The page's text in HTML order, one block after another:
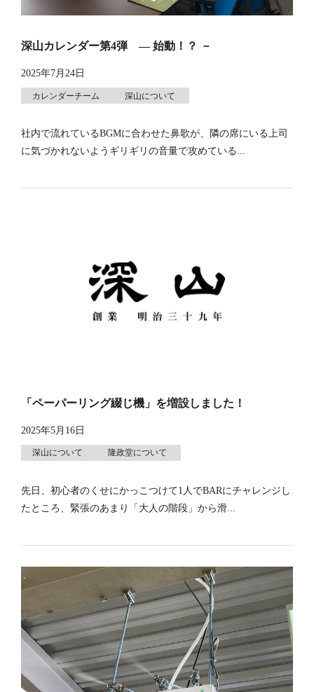
深山カレンダー第4弾 ― 始動！？ －
2025年7月24日
カレンダーチーム 深山について
社内で流れているBGMに合わせた鼻歌が、隣の席にいる上司
に気づかれないようギリギリの音量で攻めている...
「ペーパーリング綴じ機」を増設しました！
2025年5月16日
深山について 隆政堂について
先日、初心者のくせにかっこつけて1人でBARにチャレンジし
たところ、緊張のあまり「大人の階段」から滑...